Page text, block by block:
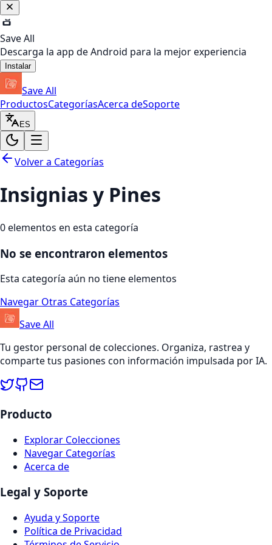
Save All
Descarga la app de Android para la mejor experiencia
Instalar
Save All
ProductosCategoríasAcerca deSoporte
ES
Volver a Categorías
Insignias y Pines
0elementos en esta categoría
No se encontraron elementos
Esta categoría aún no tiene elementos
Navegar Otras Categorías
Save All
Tu gestor personal de colecciones. Organiza, rastrea y
comparte tus pasiones con información impulsada por IA.
Producto
Explorar Colecciones
Navegar Categorías
Acerca de
Legal y Soporte
Ayuda y Soporte
Política de Privacidad